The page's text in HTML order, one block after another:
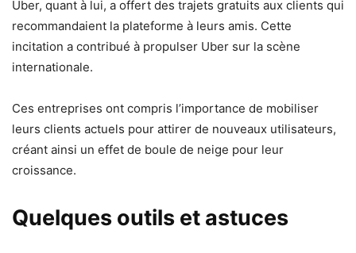
Uber, quant à lui, a offert des trajets gratuits aux clients qui
recommandaient la plateforme à leurs amis. Cette
incitation a contribué à propulser Uber sur la scène
internationale.
Ces entreprises ont compris l’importance de mobiliser
leurs clients actuels pour attirer de nouveaux utilisateurs,
créant ainsi un effet de boule de neige pour leur
croissance.
Quelques outils et astuces